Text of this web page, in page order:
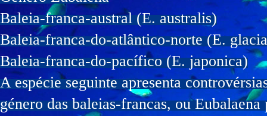
Baleia-franca-austral (E. australis)
Baleia-franca-do-atlântico-norte (E.
Baleia-franca-do-pacífico (E. japonica)
A espécie seguinte apresenta
género das baleias-francas, ou